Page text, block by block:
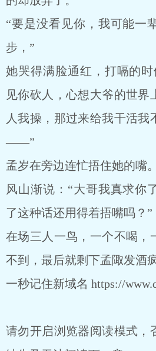
“要是没看见你，我可能一
步，”
她哭得满脸通红，打嗝的
见你砍人，心想大爷的世界
人我操，那过来给我干活我
——”
孟岁在旁边连忙捂住她的嘴。
风山渐说：“大哥我真求你
了这种话还用得着捂嘴吗？”
在场三人一鸟，一个不喝，
不到，最后就剩下孟陬发酒疯
一秒记住新域名 https://
请勿开启浏览器阅读模式，